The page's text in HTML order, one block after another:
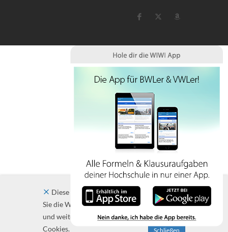
Diese Website verwendet Cookies. Indem
Sie die Website und ihre Angebote nutzen
und weiter navigieren, akzeptieren Sie diese
Cookies.
Schließen